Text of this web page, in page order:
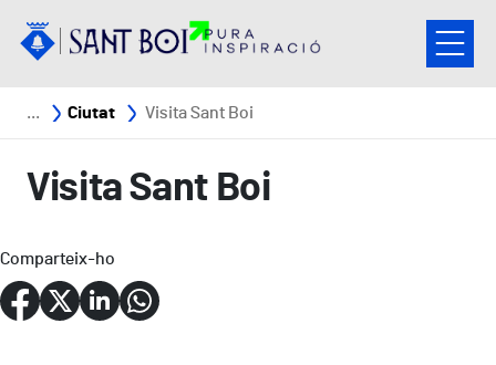
Fil d'ariadna
Ciutat Visita Sant Boi
Visita Sant Boi
Comparteix-ho